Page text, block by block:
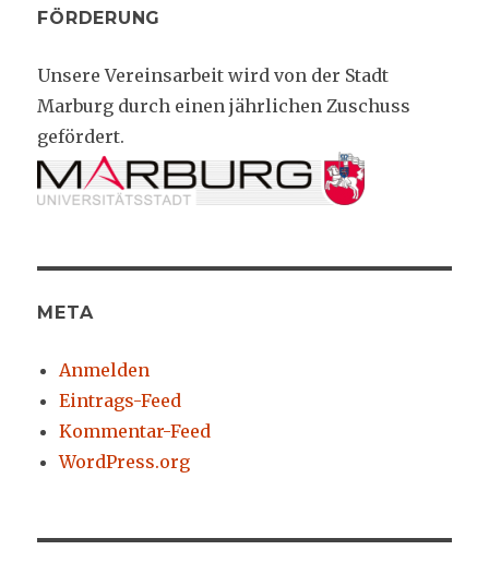
FÖRDERUNG
Unsere Vereinsarbeit wird von der Stadt
Marburg durch einen jährlichen Zuschuss
gefördert.
META
Anmelden
Eintrags-Feed
Kommentar-Feed
WordPress.org